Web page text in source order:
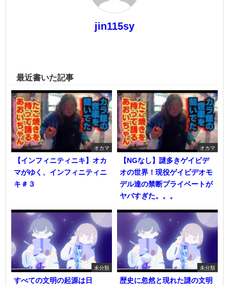
jin115sy
最近書いた記事
オカマ
【インフィニティニキ】オカ
マがゆく、インフィニティニ
キ＃３
オカマ
【NGなし】謎多きゲイビデ
オの世界！現役ゲイビデオモ
デル達の禁断プライベートが
ヤバすぎた。。。
未分類
すべての文明の起源は日
未分類
歴史に忽然と現れた謎の文明